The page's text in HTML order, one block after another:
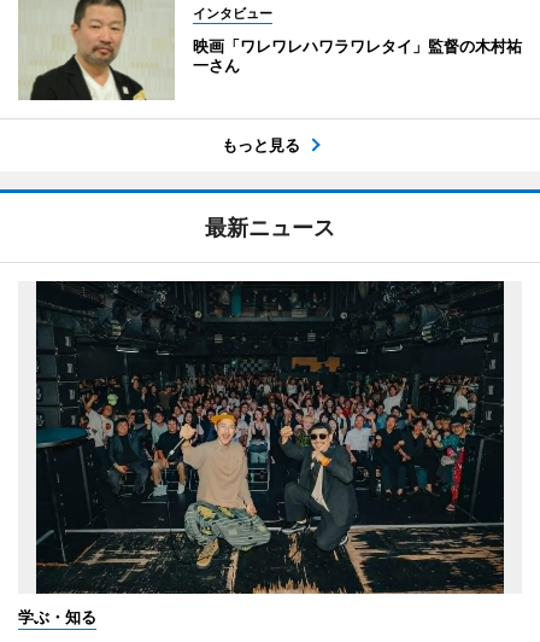
インタビュー
映画「ワレワレハワラワレタイ」監督の木村祐
一さん
もっと見る
最新ニュース
学ぶ・知る